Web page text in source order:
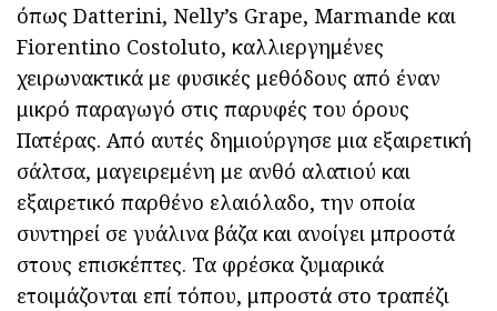
όπως Datterini, Nelly’s Grape, Marmande και
Fiorentino Costoluto, καλλιεργημένες
χειρωνακτικά με φυσικές μεθόδους από έναν
μικρό παραγωγό στις παρυφές του όρους
Πατέρας. Από αυτές δημιούργησε μια εξαιρετική
σάλτσα, μαγειρεμένη με ανθό αλατιού και
εξαιρετικό παρθένο ελαιόλαδο, την οποία
συντηρεί σε γυάλινα βάζα και ανοίγει μπροστά
στους επισκέπτες. Τα φρέσκα ζυμαρικά
ετοιμάζονται επί τόπου, μπροστά στο τραπέζι